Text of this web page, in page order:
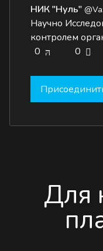
НИК "Нуль"
Научно
контролем
0
0
Для